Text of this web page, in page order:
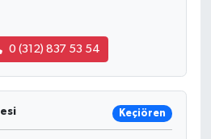
0 (312) 837 53 54
Keçiören